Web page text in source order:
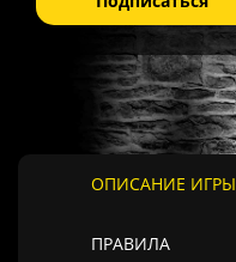
ОПИСАНИЕ ИГРЫ
ПРАВИЛА